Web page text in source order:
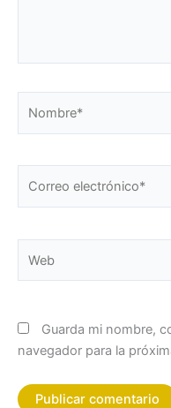
electrónico*
Guarda mi nombre,
navegador para la